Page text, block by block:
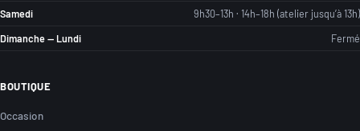
Samedi
9h30–13h · 14h–18h (atelier jusqu’à 13h)
Dimanche — Lundi
Fermé
BOUTIQUE
Occasion